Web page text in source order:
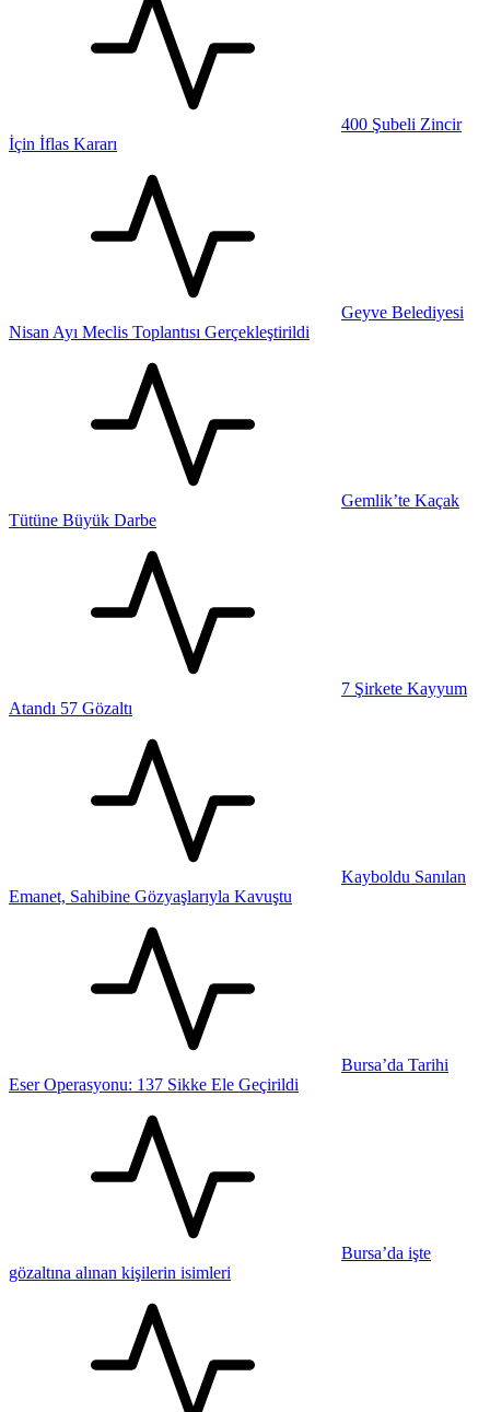
400 Şubeli Zincir
İçin İflas Kararı
Geyve Belediyesi
Nisan Ayı Meclis Toplantısı Gerçekleştirildi
Gemlik’te Kaçak
Tütüne Büyük Darbe
7 Şirkete Kayyum
Atandı 57 Gözaltı
Kayboldu Sanılan
Emanet, Sahibine Gözyaşlarıyla Kavuştu
Bursa’da Tarihi
Eser Operasyonu: 137 Sikke Ele Geçirildi
Bursa’da işte
gözaltına alınan kişilerin isimleri